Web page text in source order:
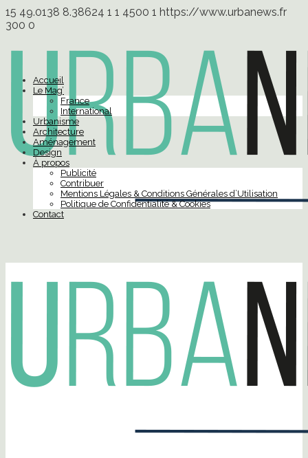
15 49.0138 8.38624 1 1 4500 1 https://www.urbanews.fr
300 0
Accueil
Le Mag’
France
International
Urbanisme
Architecture
Aménagement
Design
À propos
Publicité
Contribuer
Mentions Légales & Conditions Générales d’Utilisation
Politique de Confidentialité & Cookies
Contact